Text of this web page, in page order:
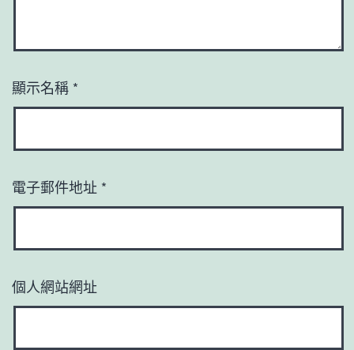
顯示名稱 *
電子郵件地址 *
個人網站網址